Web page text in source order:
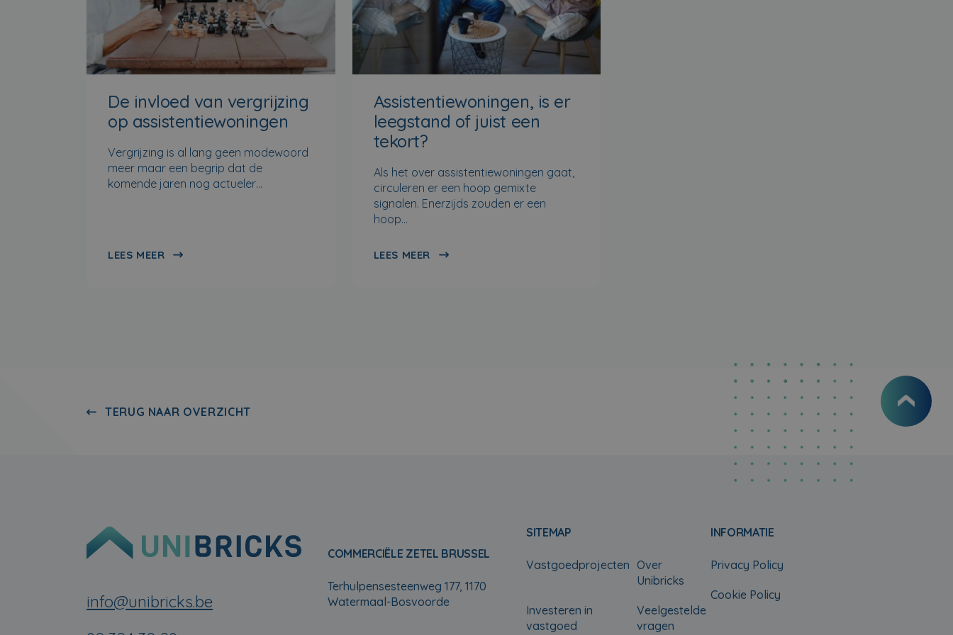
De invloed van vergrijzing
op assistentiewoningen
Vergrijzing is al lang geen modewoord
meer maar een begrip dat de
komende jaren nog actueler…
LEES MEER
Assistentiewoningen, is er
leegstand of juist een
tekort?
Als het over assistentiewoningen gaat,
circuleren er een hoop gemixte
signalen. Enerzijds zouden er een
hoop…
LEES MEER
TERUG NAAR OVERZICHT
COMMERCIËLE ZETEL BRUSSEL
Terhulpensesteenweg 177, 1170
Watermaal-Bosvoorde
SITEMAP
Vastgoedprojecten Over
Unibricks
Investeren in
vastgoed
Veelgestelde
vragen
INFORMATIE
Privacy Policy
Cookie Policy
info@unibricks.be